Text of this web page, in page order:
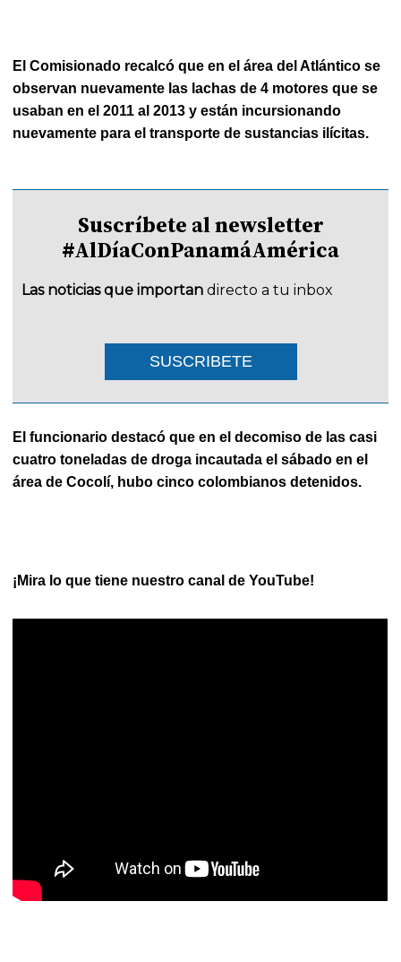
El Comisionado recalcó que en el área del Atlántico se
observan nuevamente las lachas de 4 motores que se
usaban en el 2011 al 2013 y están incursionando
nuevamente para el transporte de sustancias ilícitas.
Suscríbete al newsletter
#AlDíaConPanamáAmérica
Las noticias que importan directo a tu inbox
SUSCRIBETE
El funcionario destacó que en el decomiso de las casi
cuatro toneladas de droga incautada el sábado en el
área de Cocolí, hubo cinco colombianos detenidos.
¡Mira lo que tiene nuestro canal de YouTube!